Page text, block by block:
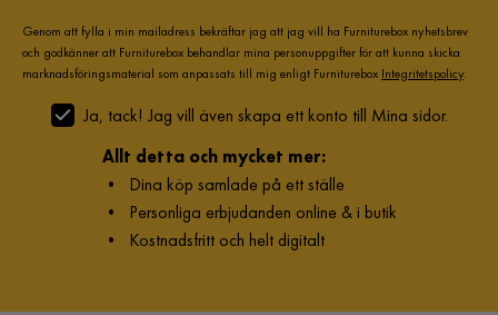
Genom att fylla i min mailadress bekräftar jag att jag vill ha Furniturebox nyhetsbrev
och godkänner att Furniturebox behandlar mina personuppgifter för att kunna skicka
marknadsföringsmaterial som anpassats till mig enligt Furniturebox Integritetspolicy.
Ja, tack! Jag vill även skapa ett konto till Mina sidor.
Allt detta och mycket mer:
• Dina köp samlade på ett ställe
• Personliga erbjudanden online & i butik
• Kostnadsfritt och helt digitalt